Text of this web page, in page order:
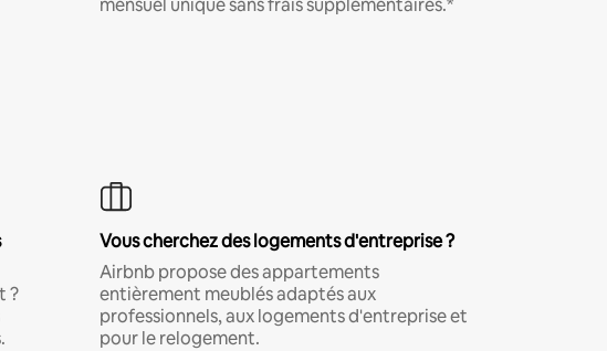
mensuel unique sans frais supplémentaires.*
?
Vous cherchez des logements d'entreprise ?
Airbnb propose des appartements
entièrement meublés adaptés aux
professionnels, aux logements d'entreprise et
pour le relogement.